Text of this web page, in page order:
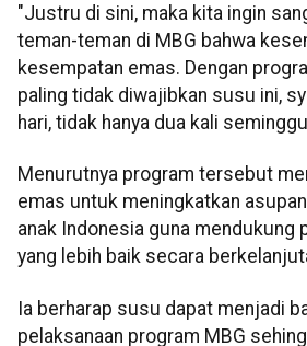
"Justru di sini, maka kita ingin
teman-teman di MBG bahwa
kesempatan emas. Dengan
paling tidak diwajibkan susu ini,
hari, tidak hanya dua kali
Menurutnya program tersebut
emas untuk meningkatkan
anak Indonesia guna mendukung
yang lebih baik secara
Ia berharap susu dapat menjadi
pelaksanaan program MBG